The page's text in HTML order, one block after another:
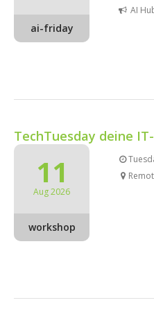
ai-friday
AI
TechTuesday deine
11
Aug 2026
workshop